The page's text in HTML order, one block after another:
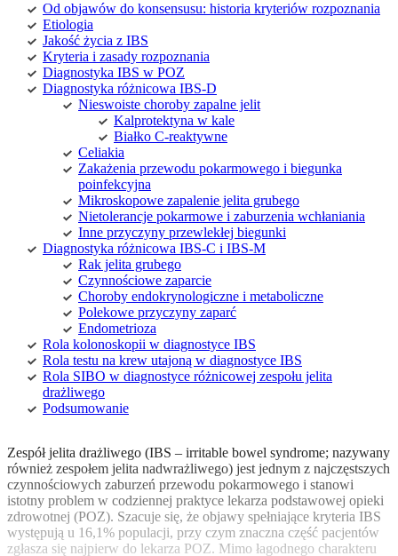
Od objawów do konsensusu: historia kryteriów rozpoznania
Etiologia
Jakość życia z IBS
Kryteria i zasady rozpoznania
Diagnostyka IBS w POZ
Diagnostyka różnicowa IBS-D
Nieswoiste choroby zapalne jelit
Kalprotektyna w kale
Białko C-reaktywne
Celiakia
Zakażenia przewodu pokarmowego i biegunka
poinfekcyjna
Mikroskopowe zapalenie jelita grubego
Nietolerancje pokarmowe i zaburzenia wchłaniania
Inne przyczyny przewlekłej biegunki
Diagnostyka różnicowa IBS-C i IBS-M
Rak jelita grubego
Czynnościowe zaparcie
Choroby endokrynologiczne i metaboliczne
Polekowe przyczyny zaparć
Endometrioza
Rola kolonoskopii w diagnostyce IBS
Rola testu na krew utajoną w diagnostyce IBS
Rola SIBO w diagnostyce różnicowej zespołu jelita
drażliwego
Podsumowanie
Zespół jelita drażliwego (IBS – irritable bowel syndrome; nazywany
również zespołem jelita nadwrażliwego) jest jednym z najczęstszych
czynnościowych zaburzeń przewodu pokarmowego i stanowi
istotny problem w codziennej praktyce lekarza podstawowej opieki
zdrowotnej (POZ). Szacuje się, że objawy spełniające kryteria IBS
występują u 16,1% populacji, przy czym znaczna część pacjentów
zgłasza się najpierw do lekarza POZ. Mimo łagodnego charakteru